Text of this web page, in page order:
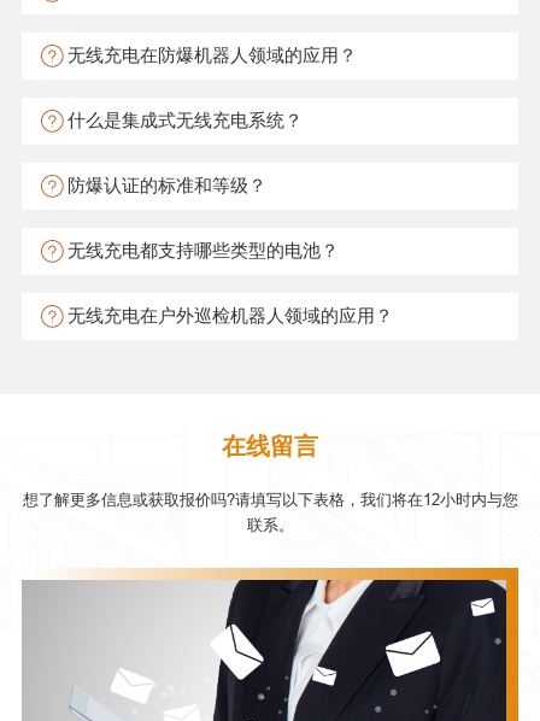
无线充电在防爆机器人领域的应用？
什么是集成式无线充电系统？
防爆认证的标准和等级？
无线充电都支持哪些类型的电池？
无线充电在户外巡检机器人领域的应用？
在线留言
想了解更多信息或获取报价吗?请填写以下表格，我们将在12小时内与您
联系。